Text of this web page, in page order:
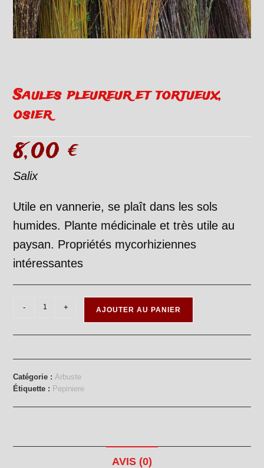
Saules pleureur et tortueux,
osier
8,00 €
Salix
Utile en vannerie, se plaît dans les sols
humides. Plante médicinale et très utile au
paysan. Propriétés mycorhiziennes
intéressantes
osier
- + AJOUTER AU PANIER
Catégorie : Arbuste
Étiquette : Pepiniere
AVIS (0)